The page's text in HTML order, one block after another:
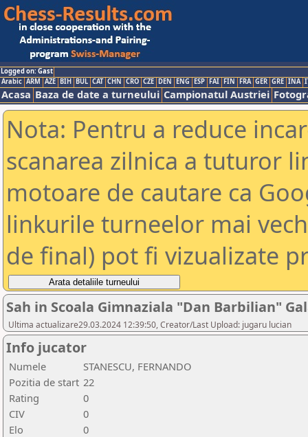
Logged on: Gast
Arabic ARM AZE BIH BUL CAT CHN CRO CZE DEN ENG ESP FAI FIN FRA GER GRE INA
Acasa Baza de date a turneului Campionatul Austriei
Nota: Pentru a reduce
scanarea zilnica a tuturor
motoare de cautare ca
linkurile turneelor mai
de final) pot fi vizualizate
Sah in Scoala Gimnaziala "Dan Barbilian"
Ultima actualizare29.03.2024 12:39:50, Creator/Last Upload: jugaru lucian
Info jucator
Numele
STANESCU, FERNANDO
Pozitia de start 22
Rating
0
CIV
0
Elo
0